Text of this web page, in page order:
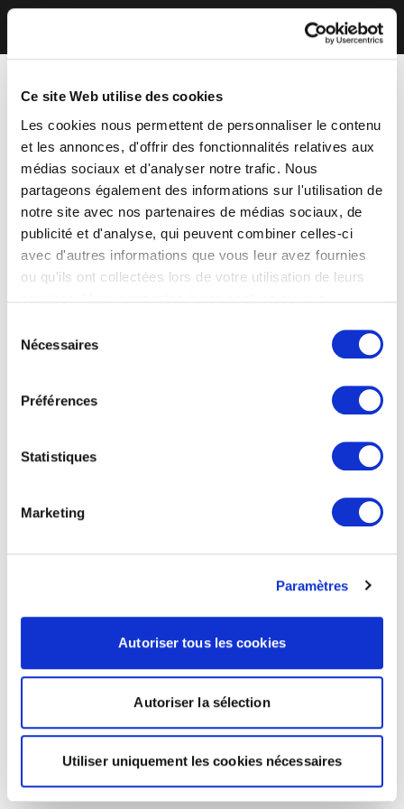
Ce site Web utilise des cookies
Les cookies nous permettent de personnaliser le contenu
et les annonces, d'offrir des fonctionnalités relatives aux
médias sociaux et d'analyser notre trafic. Nous
partageons également des informations sur l'utilisation de
notre site avec nos partenaires de médias sociaux, de
publicité et d'analyse, qui peuvent combiner celles-ci
avec d'autres informations que vous leur avez fournies
ou qu'ils ont collectées lors de votre utilisation de leurs
Nécessaires
Préférences
Statistiques
Marketing
Paramètres
Autoriser tous les cookies
Autoriser la sélection
Utiliser uniquement les cookies nécessaires